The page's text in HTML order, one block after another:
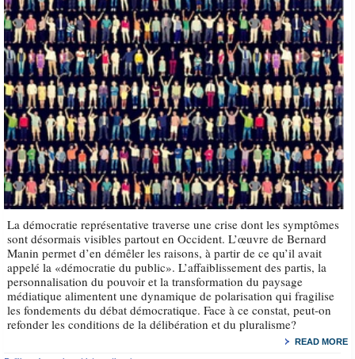
La démocratie représentative traverse une crise dont les symptômes
sont désormais visibles partout en Occident. L’œuvre de Bernard
Manin permet d’en démêler les raisons, à partir de ce qu’il avait
appelé la «démocratie du public». L’affaiblissement des partis, la
personnalisation du pouvoir et la transformation du paysage
médiatique alimentent une dynamique de polarisation qui fragilise
les fondements du débat démocratique. Face à ce constat, peut-on
refonder les conditions de la délibération et du pluralisme?
READ MORE